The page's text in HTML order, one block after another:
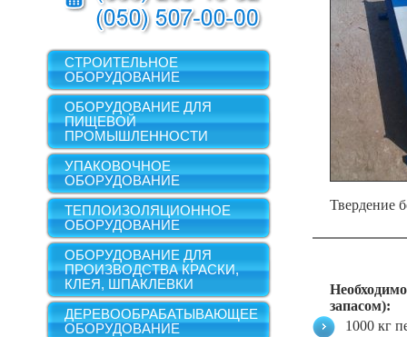
СТРОИТЕЛЬНОЕ
ОБОРУДОВАНИЕ
ОБОРУДОВАНИЕ ДЛЯ
ПИЩЕВОЙ
ПРОМЫШЛЕННОСТИ
УПАКОВОЧНОЕ
ОБОРУДОВАНИЕ
ТЕПЛОИЗОЛЯЦИОННОЕ
ОБОРУДОВАНИЕ
ОБОРУДОВАНИЕ ДЛЯ
ПРОИЗВОДСТВА КРАСКИ,
КЛЕЯ, ШПАКЛЕВКИ
ДЕРЕВООБРАБАТЫВАЮЩЕЕ
ОБОРУДОВАНИЕ
Твердение
запасом):
1000 кг